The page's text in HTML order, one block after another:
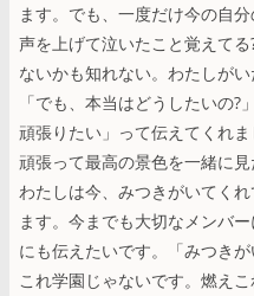
ます。でも、一度だけ今の自
声を上げて泣いたこと覚えて
ないかも知れない。わたしが
「でも、本当はどうしたいの?
頑張りたい」って伝えてくれ
頑張って最高の景色を一緒に見
わたしは今、みつきがいてく
ます。今までも大切なメンバ
にも伝えたいです。「みつき
これ学園じゃないです。燃え